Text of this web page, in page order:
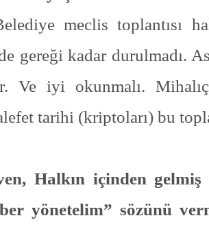
meclis toplantısı
gereği kadar durulmadı.
Ve iyi okunmalı.
tarihi (kriptoları) bu
Halkın içinden gelmiş
yönetelim” sözünü